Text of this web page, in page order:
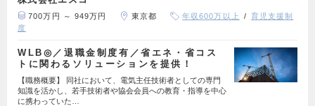
700万円 ～ 949万円 東京都 年収600万以上
育児支援制
度
WLB◎／退職金制度有／省エネ・省コス
トに関わるソリューションを提供！
【職務概要】 同社において、電気主任技術者としての専門
知識を活かし、若手技術者や協会会員への教育・指導を中心
に携わっていた…